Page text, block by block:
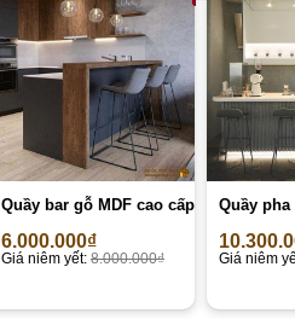
Quầy bar gỗ MDF cao cấp
6.000.000₫
Giá niêm yết: 8.000.000₫
Quầy
Giá niêm